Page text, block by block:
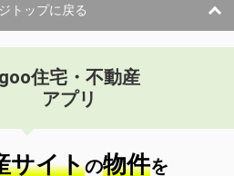
トップに戻る
goo住宅・不動産
アプリ
サイトの物件を